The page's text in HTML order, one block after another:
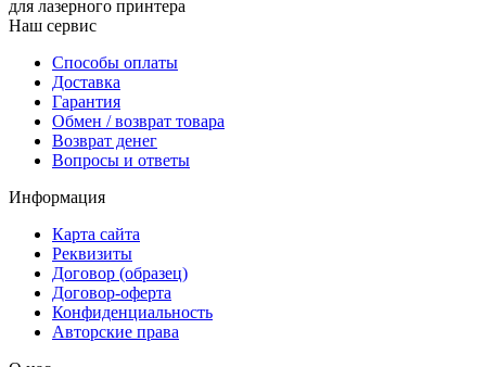
для лазерного принтера
Наш сервис
Способы оплаты
Доставка
Гарантия
Обмен / возврат товара
Возврат денег
Вопросы и ответы
Информация
Карта сайта
Реквизиты
Договор (образец)
Договор-оферта
Конфиденциальность
Авторские права